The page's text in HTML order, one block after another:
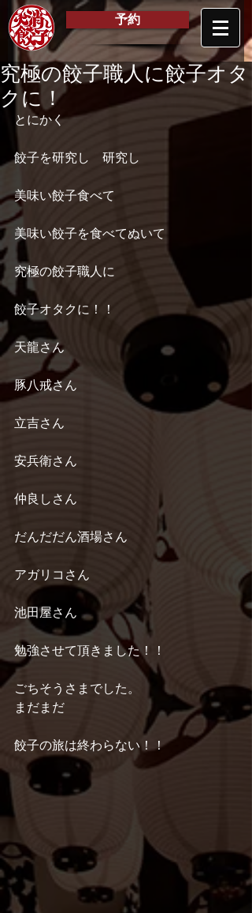
予約
究極の餃子職人に餃子オタ
クに！
とにかく
餃子を研究し　研究し
美味い餃子食べて
美味い餃子を食べてぬいて
究極の餃子職人に
餃子オタクに！！
天龍さん
豚八戒さん
立吉さん
安兵衛さん
仲良しさん
だんだだん酒場さん
アガリコさん
池田屋さん
勉強させて頂きました！！
ごちそうさまでした。
まだまだ
餃子の旅は終わらない！！